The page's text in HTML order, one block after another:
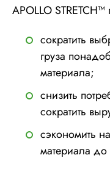
APOLLO STRETCH™
сократить
груза
материала;
снизить
сократить
сэкономить
материала до